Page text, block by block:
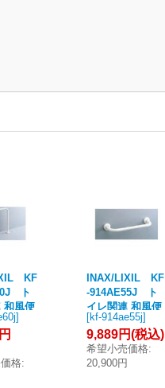
KF
ト
和風便
床固
覆タ
]
格:
INAX/LIXIL KF
-914AE55J ト
イレ関連 和風便
器用手すり 壁固
定式樹脂被覆タ
イプ [◇]
[kf-914ae55j]
9,889円(税込)
希望小売価格:
20,900円